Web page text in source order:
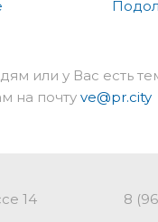
или у Вас есть
на почту ve@pr.city
14 8